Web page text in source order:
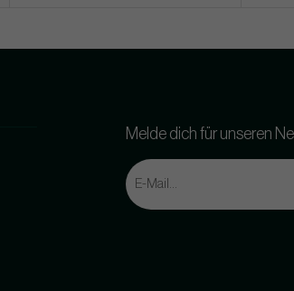
Melde dich für unseren